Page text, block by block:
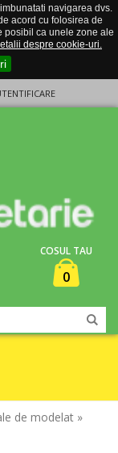
navigarea dvs.
acord cu folosirea de
posibil ca unele zone ale
despre cookie-uri.
COSUL TAU
0
de modelat »